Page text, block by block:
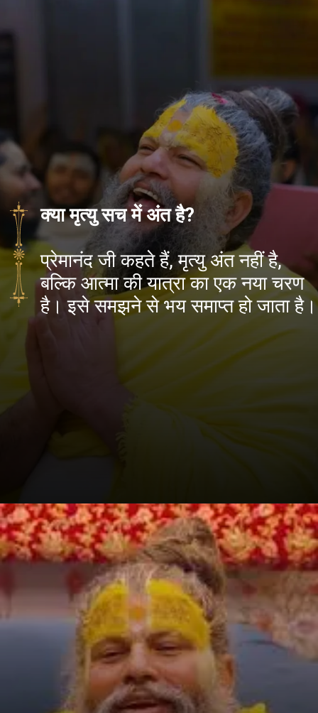
क्या मृत्यु सच में अंत है?
प्रेमानंद जी कहते हैं, मृत्यु अंत नहीं है,
बल्कि आत्मा की यात्रा का एक नया चरण
है। इसे समझने से भय समाप्त हो जाता है।